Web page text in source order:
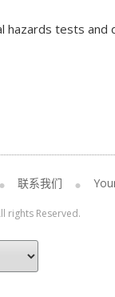
hazards tests and
联系我们
rights Reserved.